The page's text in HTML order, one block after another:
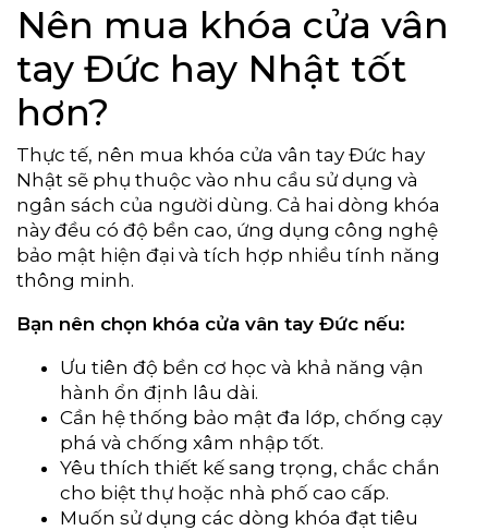
Nên mua khóa cửa vân
tay Đức hay Nhật tốt
hơn?
Thực tế, nên mua khóa cửa vân tay Đức hay
Nhật sẽ phụ thuộc vào nhu cầu sử dụng và
ngân sách của người dùng. Cả hai dòng khóa
này đều có độ bền cao, ứng dụng công nghệ
bảo mật hiện đại và tích hợp nhiều tính năng
thông minh.
Bạn nên chọn khóa cửa vân tay Đức nếu:
Ưu tiên độ bền cơ học và khả năng vận
hành ổn định lâu dài.
Cần hệ thống bảo mật đa lớp, chống cạy
phá và chống xâm nhập tốt.
Yêu thích thiết kế sang trọng, chắc chắn
cho biệt thự hoặc nhà phố cao cấp.
Muốn sử dụng các dòng khóa đạt tiêu